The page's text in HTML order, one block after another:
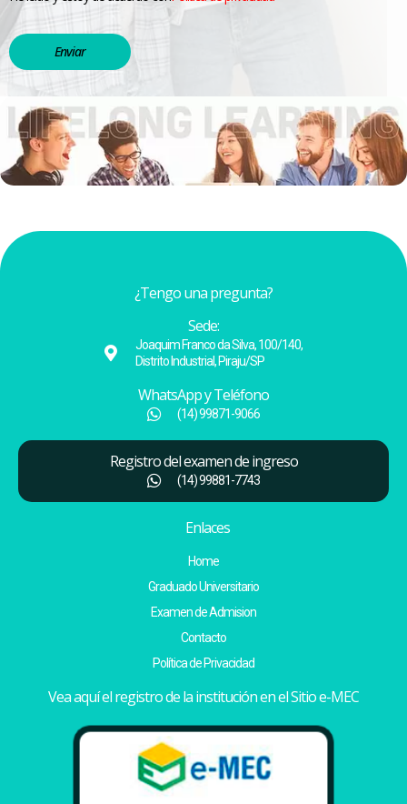
Enviar
¿Tengo una pregunta?
Sede:
Joaquim Franco da Silva, 100/140,
Distrito Industrial, Piraju/SP
WhatsApp y Teléfono
(14) 99871-9066
Registro del examen de ingreso
(14) 99881-7743
Enlaces
Home
Graduado Universitario
Examen de Admision
Contacto
Política de Privacidad
Vea aquí el registro de la institución en el Sitio e-MEC